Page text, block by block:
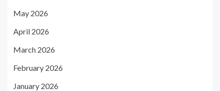
May 2026
April 2026
March 2026
February 2026
January 2026